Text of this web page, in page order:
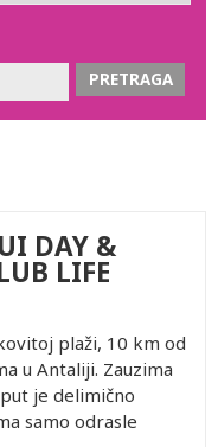
DAY &
LIFE
plaži, 10 km od
u Antaliji. Zauzima
je delimično
samo odrasle